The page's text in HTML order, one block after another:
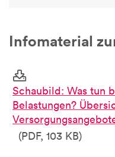
Infomaterial
Schaubild: Was tun
Belastungen?
(PDF, 103 KB)